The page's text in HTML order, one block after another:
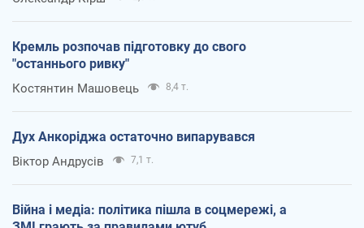
Кремль розпочав підготовку до свого
"останнього ривку"
Костянтин Машовець 8,4 т.
Дух Анкоріджа остаточно випарувався
Віктор Андрусів 7,1 т.
Війна і медіа: політика пішла в соцмережі, а